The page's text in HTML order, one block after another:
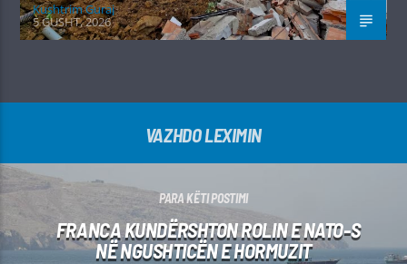
Kushtrim Guraj
5 GUSHT, 2026
VAZHDO LEXIMIN
PARA KËTI POSTIMI
FRANCA KUNDËRSHTON ROLIN E NATO-S
NË NGUSHTICËN E HORMUZIT